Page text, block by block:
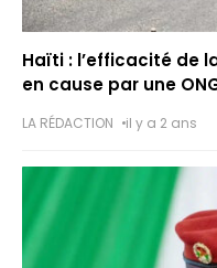
Haïti : l’efficacité de
en cause par une
LA RÉDACTION il y a 2 ans